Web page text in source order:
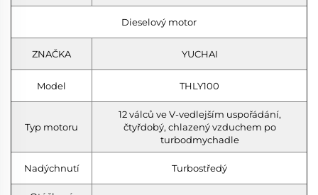
Dieselový motor
ZNAČKA YUCHAI
Model THLY100
Typ motoru
12 válců ve V-vedlejším uspořádání,
čtyřdobý, chlazený vzduchem po
turbodmychadle
Nadýchnutí Turbostředý